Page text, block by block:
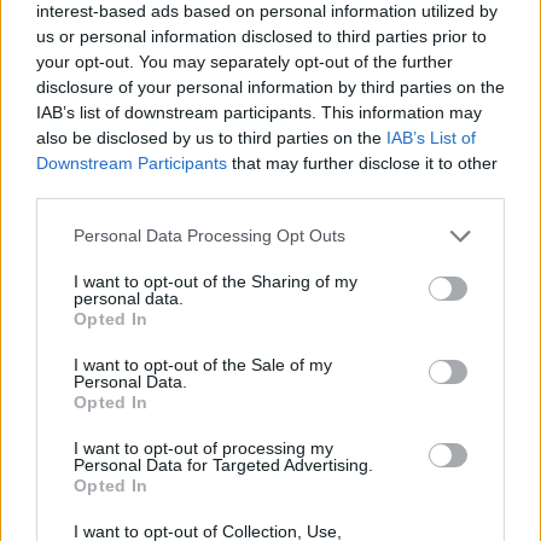
interest-based ads based on personal information utilized by
us or personal information disclosed to third parties prior to
your opt-out. You may separately opt-out of the further
disclosure of your personal information by third parties on the
IAB’s list of downstream participants. This information may
also be disclosed by us to third parties on the IAB’s List of
Downstream Participants that may further disclose it to other
Personal Data Processing Opt Outs
I want to opt-out of the Sharing of my
personal data.
Opted In
I want to opt-out of the Sale of my
Personal Data.
Opted In
I want to opt-out of processing my
Personal Data for Targeted Advertising.
Opted In
I want to opt-out of Collection, Use,
regali di Natale risparmiando: oltre l’89% del campione sta
pianificando di acquistare sicuramente o probabilmente dei regali di
Natale durante questo periodo per poter godere di sconti e
occasioni.
Eppure, una disillusione di fondo aleggia tra i consumatori italiani,
meno sconti ma anche meno offerte, mentre il 37% di loro pensa che
italiani (il 44%) ha dichiarato di aver acquistato un prodotto online
durante ilBlack Friday
Per arrivare preparati all’evento,
comunicazione di idealo per l’Italia
– ha voluto dispensare alcuni